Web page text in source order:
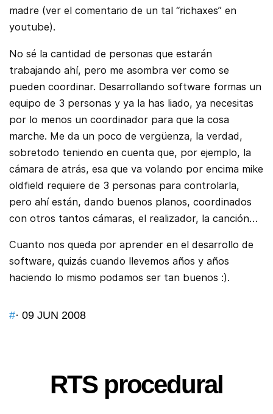
madre (ver el comentario de un tal “richaxes” en
youtube).
No sé la cantidad de personas que estarán
trabajando ahí, pero me asombra ver como se
pueden coordinar. Desarrollando software formas un
equipo de 3 personas y ya la has liado, ya necesitas
por lo menos un coordinador para que la cosa
marche. Me da un poco de vergüenza, la verdad,
sobretodo teniendo en cuenta que, por ejemplo, la
cámara de atrás, esa que va volando por encima mike
oldfield requiere de 3 personas para controlarla,
pero ahí están, dando buenos planos, coordinados
con otros tantos cámaras, el realizador, la canción…
Cuanto nos queda por aprender en el desarrollo de
software, quizás cuando llevemos años y años
haciendo lo mismo podamos ser tan buenos :).
#· 09 JUN 2008
RTS procedural